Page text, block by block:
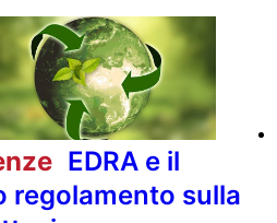
EDRA e il
regolamento sulla